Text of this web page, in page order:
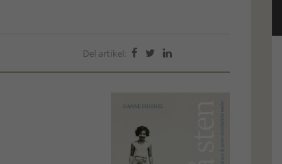
Del artikel:   